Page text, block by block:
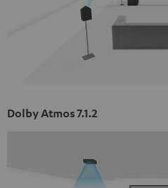
Dolby Atmos 7.1.2